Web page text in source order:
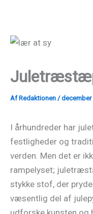
indholdet
AfRedaktionen /december
I århundreder har
festligheder og
verden. Men det er
rampelyset;
stykke stof, der
væsentlig del af